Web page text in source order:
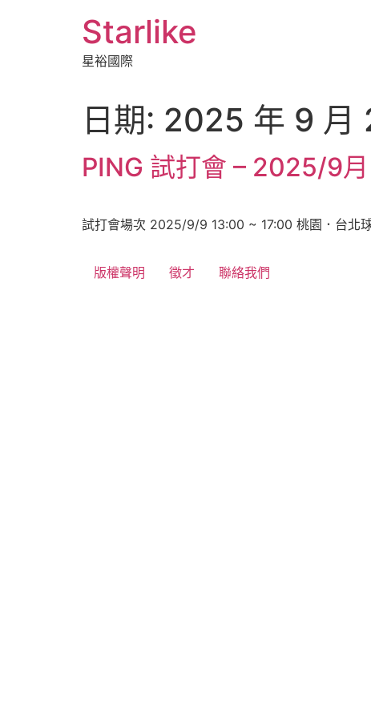
Starlike
星裕國際
日期: 2025 年 9 月
PING 試打會 – 2025/9月
試打會場次 2025/9/9 13:00 ~ 17:00 桃園．台北
版權聲明 徵才 聯絡我們